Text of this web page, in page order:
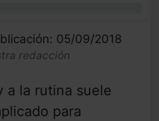
05/09/2018
redacción
a la rutina suele
para